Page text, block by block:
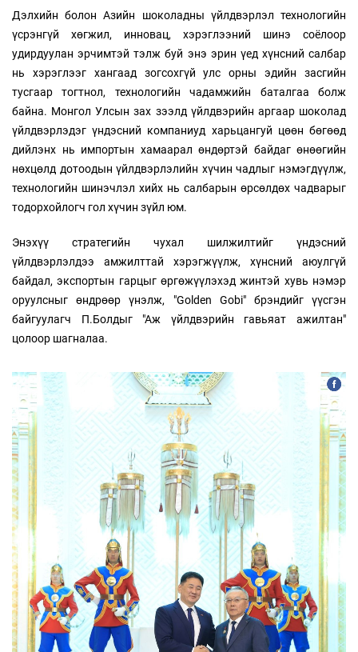
Дэлхийн болон Азийн шоколадны үйлдвэрлэл технологийн
үсрэнгүй хөгжил, инновац, хэрэглээний шинэ соёлоор
удирдуулан эрчимтэй тэлж буй энэ эрин үед хүнсний салбар
нь хэрэглээг хангаад зогсохгүй улс орны эдийн засгийн
тусгаар тогтнол, технологийн чадамжийн баталгаа болж
байна. Монгол Улсын зах зээлд үйлдвэрийн аргаар шоколад
үйлдвэрлэдэг үндэсний компаниуд харьцангуй цөөн бөгөөд
дийлэнх нь импортын хамаарал өндөртэй байдаг өнөөгийн
нөхцөлд дотоодын үйлдвэрлэлийн хүчин чадлыг нэмэгдүүлж,
технологийн шинэчлэл хийх нь салбарын өрсөлдөх чадварыг
тодорхойлогч гол хүчин зүйл юм.
Энэхүү стратегийн чухал шилжилтийг үндэсний
үйлдвэрлэлдээ амжилттай хэрэгжүүлж, хүнсний аюулгүй
байдал, экспортын гарцыг өргөжүүлэхэд жинтэй хувь нэмэр
оруулсныг өндрөөр үнэлж, "Golden Gobi" брэндийг үүсгэн
байгуулагч П.Болдыг "Аж үйлдвэрийн гавьяат ажилтан"
цолоор шагналаа.